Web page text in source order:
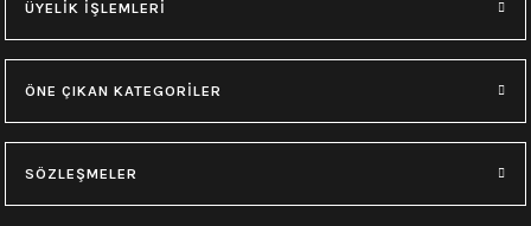
ÜYELİK İŞLEMLERİ
ÖNE ÇIKAN KATEGORİLER
SÖZLEŞMELER